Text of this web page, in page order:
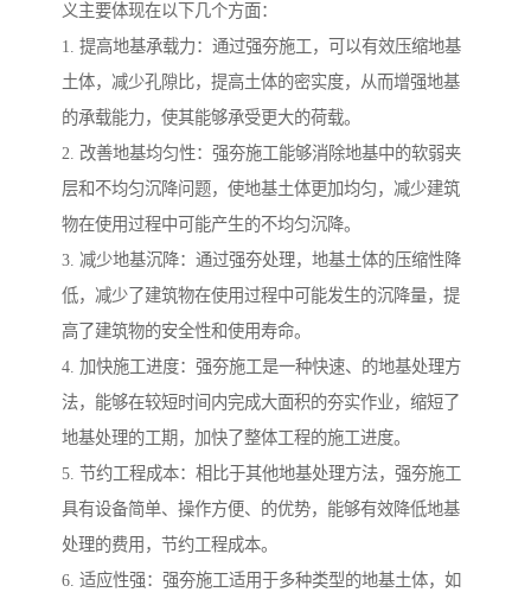
义主要体现在以下几个方面：
1. 提高地基承载力：通过强夯施工，可以有效压缩地基
土体，减少孔隙比，提高土体的密实度，从而增强地基
的承载能力，使其能够承受更大的荷载。
2. 改善地基均匀性：强夯施工能够消除地基中的软弱夹
层和不均匀沉降问题，使地基土体更加均匀，减少建筑
物在使用过程中可能产生的不均匀沉降。
3. 减少地基沉降：通过强夯处理，地基土体的压缩性降
低，减少了建筑物在使用过程中可能发生的沉降量，提
高了建筑物的安全性和使用寿命。
4. 加快施工进度：强夯施工是一种快速、的地基处理方
法，能够在较短时间内完成大面积的夯实作业，缩短了
地基处理的工期，加快了整体工程的施工进度。
5. 节约工程成本：相比于其他地基处理方法，强夯施工
具有设备简单、操作方便、的优势，能够有效降低地基
处理的费用，节约工程成本。
6. 适应性强：强夯施工适用于多种类型的地基土体，如